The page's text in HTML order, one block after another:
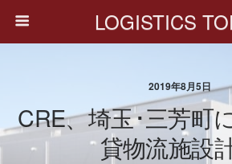
LOGISTICS
2019年8月5日
CRE、埼玉･三芳町
貸物流施設